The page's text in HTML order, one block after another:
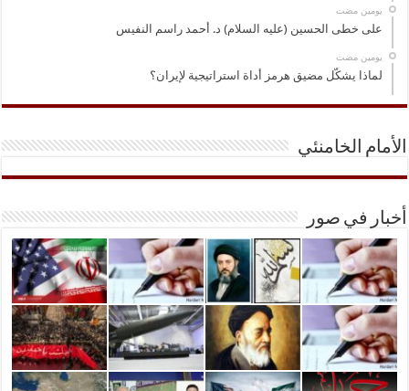
‏يومين مضت
على خطى الحسين (عليه السلام) د. أحمد راسم النفيس
‏يومين مضت
لماذا يشكّل مضيق هرمز أداة استراتيجية لإيران؟
الأمام الخامنئي
أخبار في صور